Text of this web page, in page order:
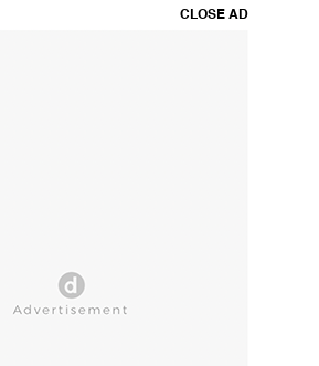
CLOSE AD